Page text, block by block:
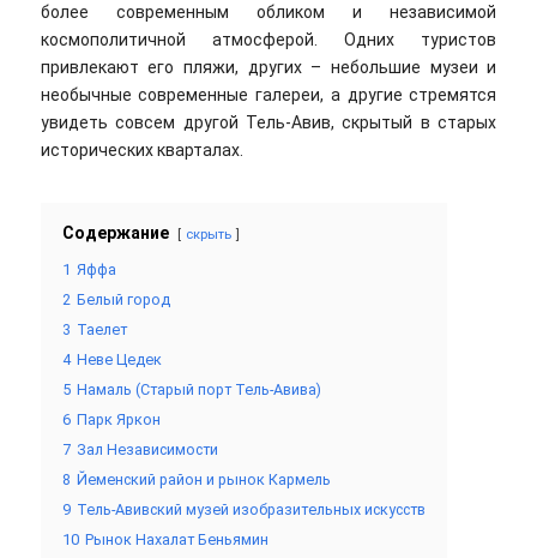
более современным обликом и независимой
космополитичной атмосферой. Одних туристов
привлекают его пляжи, других – небольшие музеи и
необычные современные галереи, а другие стремятся
увидеть совсем другой Тель-Авив, скрытый в старых
исторических кварталах.
Содержание скрыть
1 Яффа
2 Белый город
3 Таелет
4 Неве Цедек
5 Намаль (Старый порт Тель-Авива)
6 Парк Яркон
7 Зал Независимости
8 Йеменский район и рынок Кармель
9 Тель-Авивский музей изобразительных искусств
10 Рынок Нахалат Беньямин